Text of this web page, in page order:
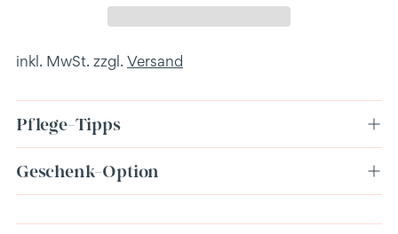
inkl. MwSt. zzgl. Versand
Pflege-Tipps
Geschenk-Option